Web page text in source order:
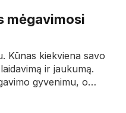
mėgavimosi
Kūnas kiekviena savo
ir jaukumą.
gyvenimu, o…